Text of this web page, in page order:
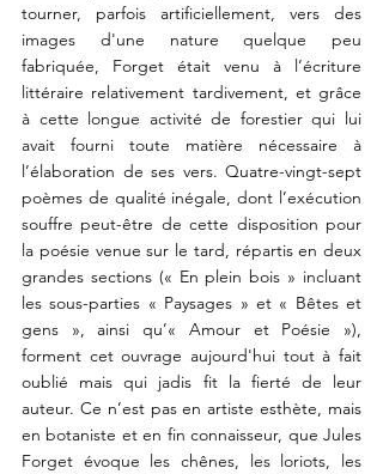
tourner, parfois artificiellement, vers des
images d'une nature quelque peu
fabriquée, Forget était venu à l’écriture
littéraire relativement tardivement, et grâce
à cette longue activité de forestier qui lui
avait fourni toute matière nécessaire à
l’élaboration de ses vers. Quatre-vingt-sept
poèmes de qualité inégale, dont l’exécution
souffre peut-être de cette disposition pour
la poésie venue sur le tard, répartis en deux
grandes sections (« En plein bois » incluant
les sous-parties « Paysages » et « Bêtes et
gens », ainsi qu’« Amour et Poésie »),
forment cet ouvrage aujourd'hui tout à fait
oublié mais qui jadis fit la fierté de leur
auteur. Ce n’est pas en artiste esthète, mais
en botaniste et en fin connaisseur, que Jules
Forget évoque les chênes, les loriots, les